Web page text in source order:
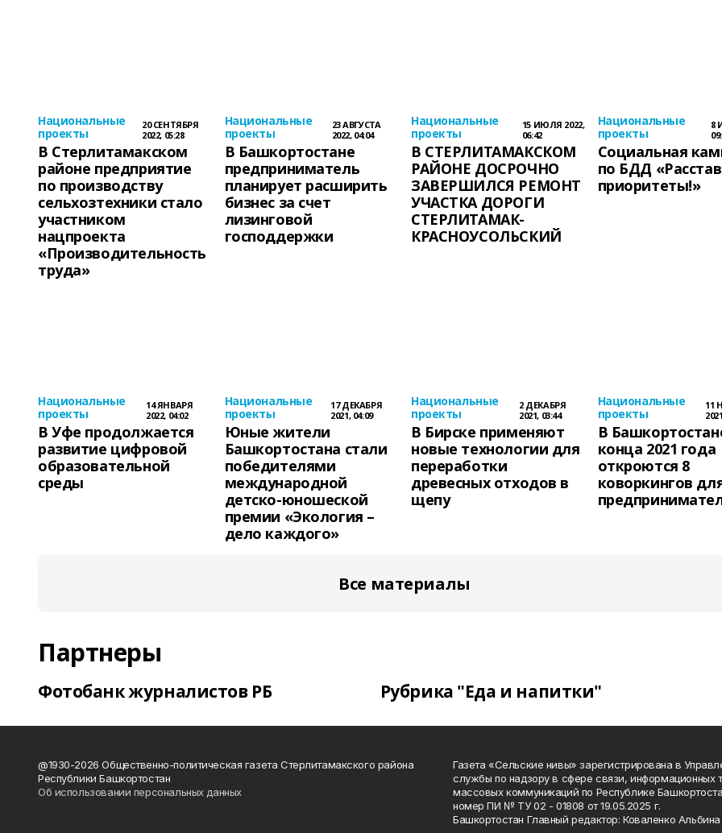
Национальные
проекты
20 СЕНТЯБРЯ
2022, 05:28
В Стерлитамакском
районе предприятие
по производству
сельхозтехники стало
участником
нацпроекта
«Производительность
труда»
Национальные
проекты
23 АВГУСТА
2022, 04:04
В Башкортостане
предприниматель
планирует расширить
бизнес за счет
лизинговой
господдержки
Национальные
проекты
15 ИЮЛЯ 2022,
06:42
В СТЕРЛИТАМАКСКОМ
РАЙОНЕ ДОСРОЧНО
ЗАВЕРШИЛСЯ РЕМОНТ
УЧАСТКА ДОРОГИ
СТЕРЛИТАМАК-
КРАСНОУСОЛЬСКИЙ
Национальные
проекты
8
Социальная
по БДД
приоритеты!»
Национальные
проекты
14 ЯНВАРЯ
2022, 04:02
В Уфе продолжается
развитие цифровой
образовательной
среды
Национальные
проекты
17 ДЕКАБРЯ
2021, 04:09
Юные жители
Башкортостана стали
победителями
международной
детско-юношеской
премии «Экология –
дело каждого»
Национальные
проекты
2 ДЕКАБРЯ
2021, 03:44
В Бирске применяют
новые технологии для
переработки
древесных отходов в
щепу
Национальные
проекты
11
В
конца 2021 года
откроются 8
коворкингов
Все материалы
Партнеры
Фотобанк журналистов РБ Рубрика "Еда и напитки"
@1930-2026 Общественно-политическая газета Стерлитамакского района
Республики Башкортостан
Об использовании персональных данных
Газета «Сельские нивы» зарегистрирована в
службы по надзору в сфере связи, информационных
массовых коммуникаций по Республике
номер ПИ № ТУ 02 - 01808 от 19.05.2025 г.
Башкортостан Главный редактор: Коваленко